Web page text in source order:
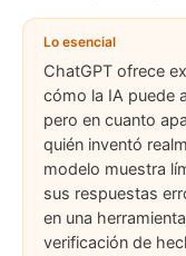
Lo esencial
ChatGPT ofrece
cómo la IA puede
pero en cuanto
quién inventó
modelo muestra
sus respuestas
en una
verificación de